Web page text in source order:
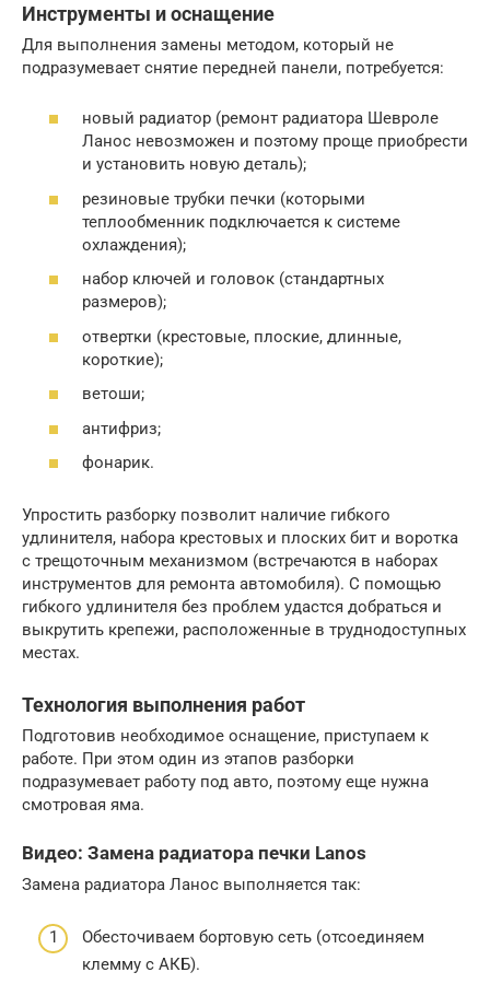
Инструменты и оснащение
Для выполнения замены методом, который не
подразумевает снятие передней панели, потребуется:
новый радиатор (ремонт радиатора Шевроле
Ланос невозможен и поэтому проще приобрести
и установить новую деталь);
резиновые трубки печки (которыми
теплообменник подключается к системе
охлаждения);
набор ключей и головок (стандартных
размеров);
отвертки (крестовые, плоские, длинные,
короткие);
ветоши;
антифриз;
фонарик.
Упростить разборку позволит наличие гибкого
удлинителя, набора крестовых и плоских бит и воротка
с трещоточным механизмом (встречаются в наборах
инструментов для ремонта автомобиля). С помощью
гибкого удлинителя без проблем удастся добраться и
выкрутить крепежи, расположенные в труднодоступных
местах.
Технология выполнения работ
Подготовив необходимое оснащение, приступаем к
работе. При этом один из этапов разборки
подразумевает работу под авто, поэтому еще нужна
смотровая яма.
Видео: Замена радиатора печки Lanos
Замена радиатора Ланос выполняется так:
Обесточиваем бортовую сеть (отсоединяем
клемму с АКБ).